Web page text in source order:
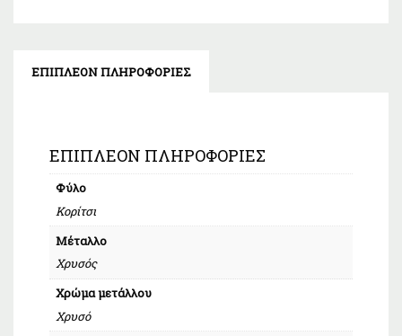
ΕΠΙΠΛΈΟΝ ΠΛΗΡΟΦΟΡΊΕΣ
ΕΠΙΠΛΈΟΝ ΠΛΗΡΟΦΟΡΊΕΣ
Φύλο
Κορίτσι
Μέταλλο
Χρυσός
Χρώμα μετάλλου
Χρυσό